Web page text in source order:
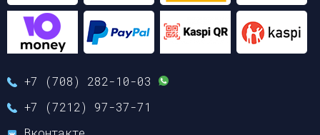
+7 (708) 282-10-03
+7 (7212) 97-37-71